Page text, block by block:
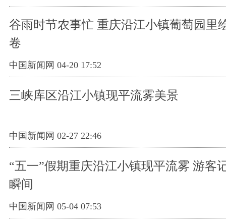
谷雨时节农事忙 重庆沿江小镇葡萄园里
卷
中国新闻网 04-20 17:52
三峡库区沿江小镇现平流雾美景
中国新闻网 02-27 22:46
“五一”假期重庆沿江小镇现平流雾 游客
瞬间
中国新闻网 05-04 07:53